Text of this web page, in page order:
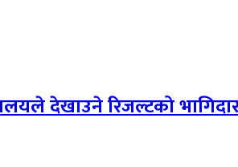
देखाउने रिजल्टको